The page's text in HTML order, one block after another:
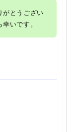
がとうござい
いです。